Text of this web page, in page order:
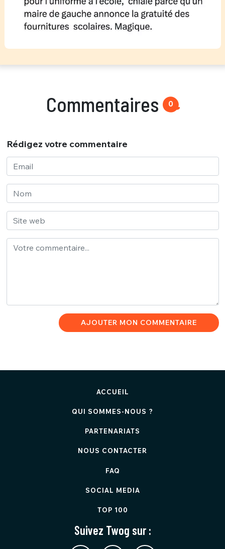
Commentaires 0
Rédigez votre commentaire
AJOUTER MON COMMENTAIRE
ACCUEIL
QUI SOMMES-NOUS ?
PARTENARIATS
NOUS CONTACTER
FAQ
SOCIAL MEDIA
TOP 100
Suivez Twog sur :